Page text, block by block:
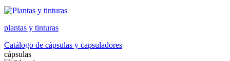
plantas y tinturas
Catálogo de cápsulas y capsuladores
cápsulas